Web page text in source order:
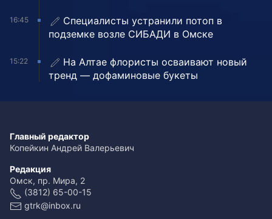
16:45
Специалисты устранили потоп в
подземке возле СИБАДИ в Омске
15:22
На Алтае флористы осваивают новый
тренд — дофаминовые букеты
Главный редактор
Копейкин Андрей Валерьевич
Редакция
Омск, пр. Мира, 2
(3812) 65-00-15
gtrk@inbox.ru